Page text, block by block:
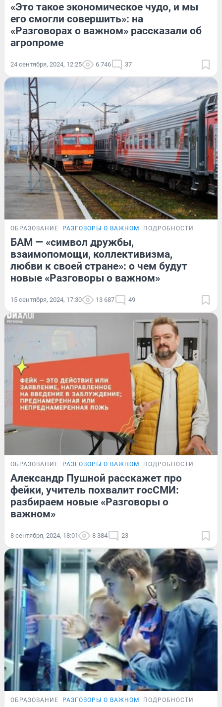
«Это такое экономическое чудо, и мы
его смогли совершить»: на
«Разговорах о важном» рассказали об
агропроме
24 сентября, 2024, 12:25 6 746 37
ОБРАЗОВАНИЕ РАЗГОВОРЫ О ВАЖНОМ ПОДРОБНОСТИ
БАМ — «символ дружбы,
взаимопомощи, коллективизма,
любви к своей стране»: о чем будут
новые «Разговоры о важном»
15 сентября, 2024, 17:30 13 687 49
ОБРАЗОВАНИЕ РАЗГОВОРЫ О ВАЖНОМ ПОДРОБНОСТИ
Александр Пушной расскажет про
фейки, учитель похвалит госСМИ:
разбираем новые «Разговоры о
важном»
8 сентября, 2024, 18:01 8 384 23
ОБРАЗОВАНИЕ РАЗГОВОРЫ О ВАЖНОМ ПОДРОБНОСТИ